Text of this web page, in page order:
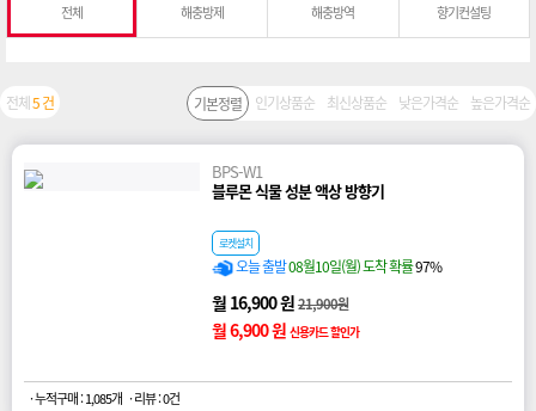
전체 해충방제 해충방역 향기컨설팅
전체5 건 기본정렬 인기상품순 최신상품순 낮은가격순 높은가격순
BPS-W1
블루몬 식물 성분 액상 방향기
로켓설치
오늘 출발08월10일(월) 도착 확률97%
월 16,900 원21,900원
월 6,900 원 신용카드 할인가
· 누적구매 : 1,085개 · 리뷰 : 0건